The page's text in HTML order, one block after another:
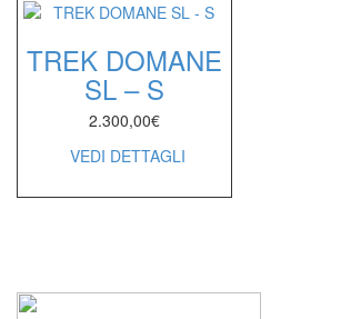
TREK DOMANE
SL – S
2.300,00€
VEDI DETTAGLI